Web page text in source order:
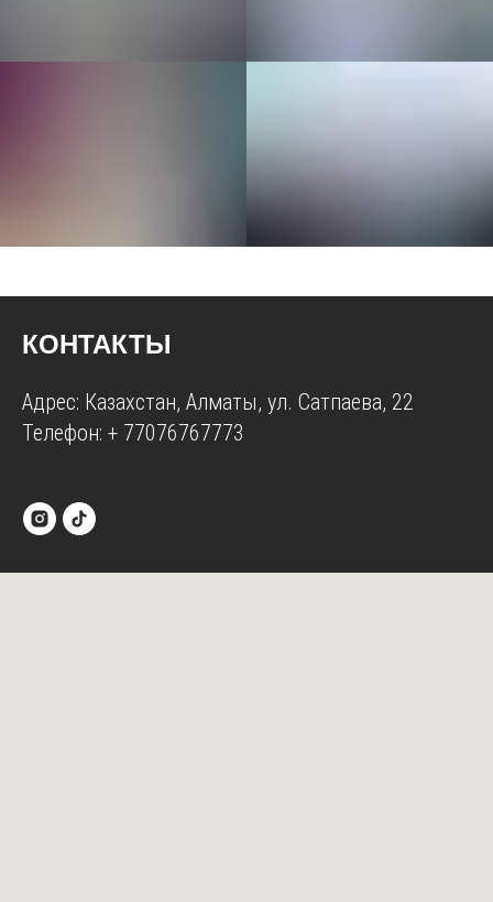
КОНТАКТЫ
Адрес: Казахстан, Алматы, ул. Сатпаева, 22
Телефон: + 77076767773